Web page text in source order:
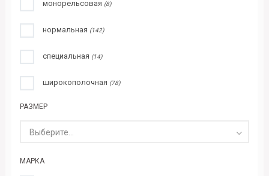
монорельсовая (8)
нормальная (142)
специальная (14)
широкополочная (78)
РАЗМЕР
Выберите...
МАРКА